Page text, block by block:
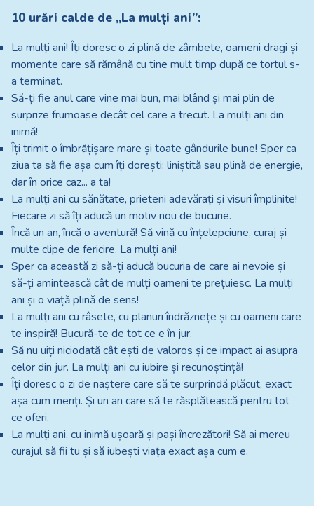
10 urări calde de „La mulți ani”:
La mulți ani! Îți doresc o zi plină de zâmbete, oameni dragi și
momente care să rămână cu tine mult timp după ce tortul s-
a terminat.
Să-ți fie anul care vine mai bun, mai blând și mai plin de
surprize frumoase decât cel care a trecut. La mulți ani din
inimă!
Îți trimit o îmbrățișare mare și toate gândurile bune! Sper ca
ziua ta să fie așa cum îți dorești: liniștită sau plină de energie,
dar în orice caz... a ta!
La mulți ani cu sănătate, prieteni adevărați și visuri împlinite!
Fiecare zi să îți aducă un motiv nou de bucurie.
Încă un an, încă o aventură! Să vină cu înțelepciune, curaj și
multe clipe de fericire. La mulți ani!
Sper ca această zi să-ți aducă bucuria de care ai nevoie și
să-ți amintească cât de mulți oameni te prețuiesc. La mulți
ani și o viață plină de sens!
La mulți ani cu râsete, cu planuri îndrăznețe și cu oameni care
te inspiră! Bucură-te de tot ce e în jur.
Să nu uiți niciodată cât ești de valoros și ce impact ai asupra
celor din jur. La mulți ani cu iubire și recunoștință!
Îți doresc o zi de naștere care să te surprindă plăcut, exact
așa cum meriți. Și un an care să te răsplătească pentru tot
ce oferi.
La mulți ani, cu inimă ușoară și pași încrezători! Să ai mereu
curajul să fii tu și să iubești viața exact așa cum e.